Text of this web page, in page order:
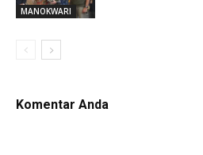
MANOKWARI
Komentar Anda